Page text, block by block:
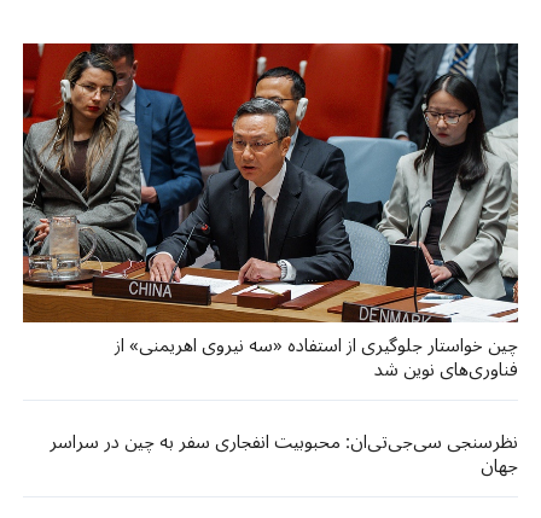
چین خواستار جلوگیری از استفاده «سه نیروی اهریمنی» از
فناوری‌های نوین شد
نظرسنجی سی‌جی‌تی‌ان: محبوبیت انفجاری سفر به چین در سراسر
جهان